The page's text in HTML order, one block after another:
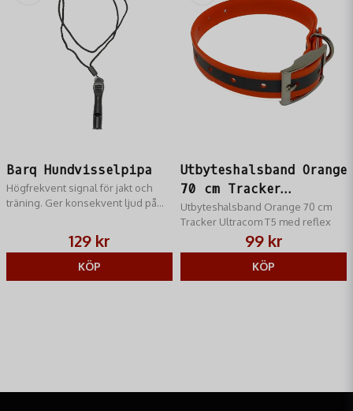
Barq Hundvisselpipa
Högfrekvent signal för jakt och
träning. Ger konsekvent ljud på
Idealisk för inkallning.
129 kr
KÖP
Utbyteshalsband Orange
70 cm Tracker
Ultracom T5
Utbyteshalsband Orange 70 cm
Tracker Ultracom T5​ med reflex
99 kr
KÖP